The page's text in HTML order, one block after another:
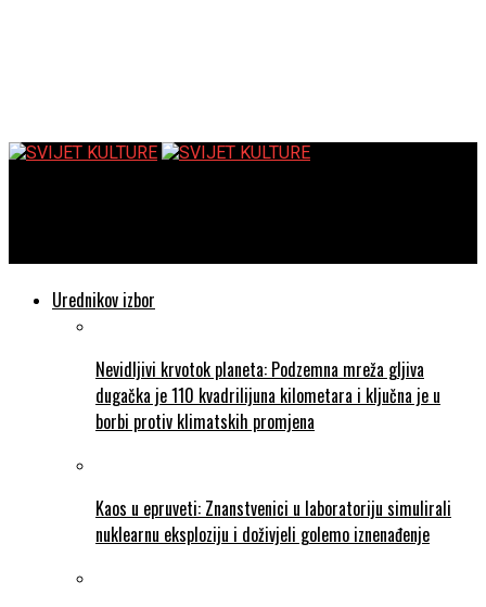
Urednikov izbor
Nevidljivi krvotok planeta: Podzemna mreža gljiva
dugačka je 110 kvadrilijuna kilometara i ključna je u
borbi protiv klimatskih promjena
Kaos u epruveti: Znanstvenici u laboratoriju simulirali
nuklearnu eksploziju i doživjeli golemo iznenađenje